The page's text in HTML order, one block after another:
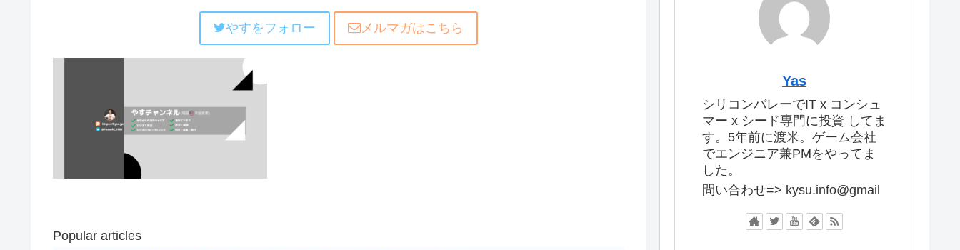
やすをフォロー メルマガはこちら
Popular articles
Yas
シリコンバレーでIT x コンシュ
マー x シード専門に投資 してま
す。5年前に渡米。ゲーム会社
でエンジニア兼PMをやってま
した。
問い合わせ=> kysu.info@gmail